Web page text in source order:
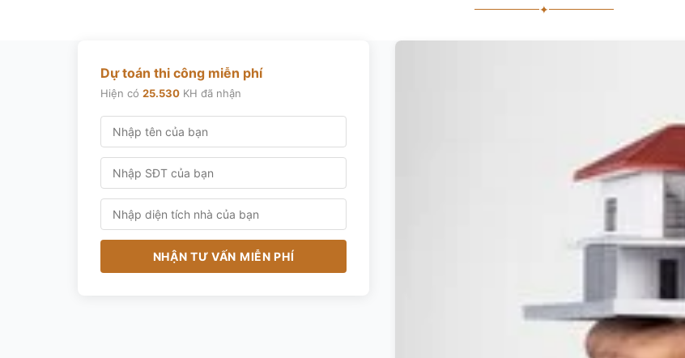
✦
Dự toán thi công miễn phí
Hiện có 25.530 KH đã nhận
NHẬN TƯ VẤN MIỄN PHÍ